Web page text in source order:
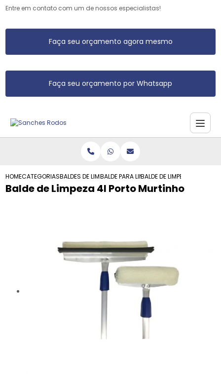
Entre em contato com um de nossos especialistas!
Faça seu orçamento agora mesmo
Faça seu orçamento por Whatsapp
HOMECATEGORIASBALDES DE LIMPEZABALDE PARA LIMPEZABALDE DE LIMPEZA 4L
Balde de Limpeza 4l Porto Murtinho